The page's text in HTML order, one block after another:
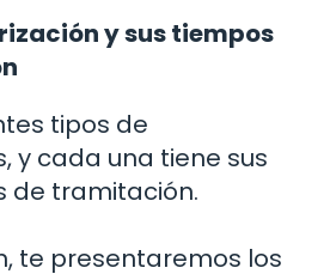
y sus tiempos
tipos de
y cada una tiene sus
de tramitación.
te presentaremos los